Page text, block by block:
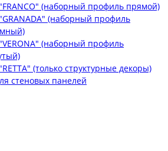
(наборный профиль прямой)
(наборный профиль
(наборный профиль
(только структурные декоры)
стеновых панелей